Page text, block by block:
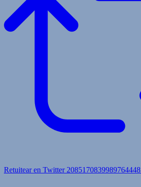
Retuitear en Twitter 2085170839989764448